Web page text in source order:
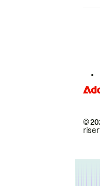
©